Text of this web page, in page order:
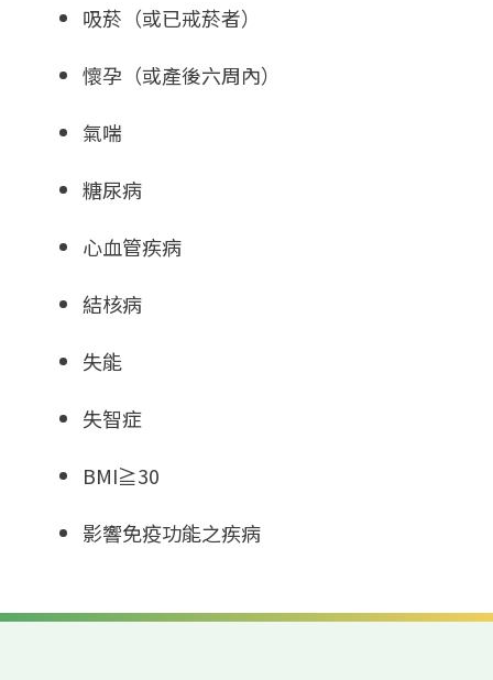
吸菸（或已戒菸者）
懷孕（或產後六周內）
氣喘
糖尿病
心血管疾病
結核病
失能
失智症
BMI≧30
影響免疫功能之疾病